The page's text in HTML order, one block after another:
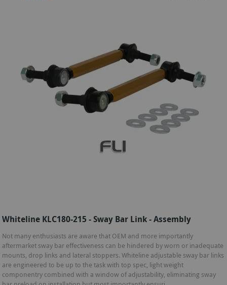
Whiteline KLC180-215 - Sway Bar Link - Assembly
Not many enthusiasts are aware that OEM and more importantly
aftermarket sway bar effectiveness can be hindered by worn or inadequate
mounts, drop links and lateral stoppers. Whiteline adjustable sway bar links
are engineered to be up to the task with top spec, light weight
componentry combined with a window of adjustability, eliminating sway